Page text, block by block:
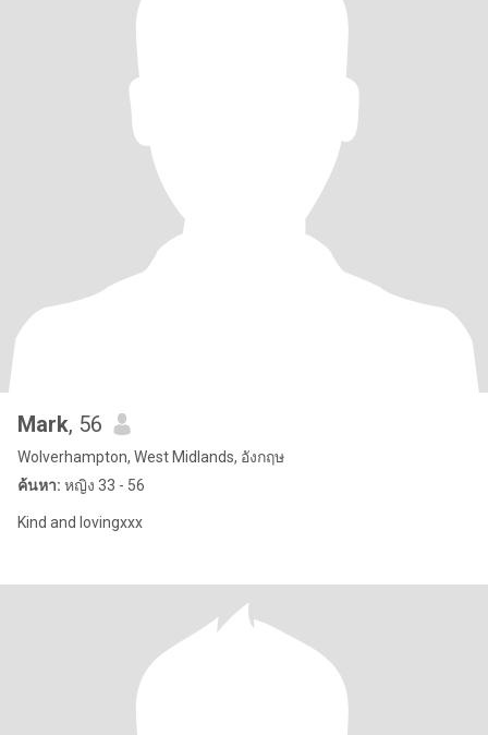
Mark, 56
Wolverhampton, West Midlands, อังกฤษ
ค้นหา: หญิง 33 - 56
Kind and lovingxxx